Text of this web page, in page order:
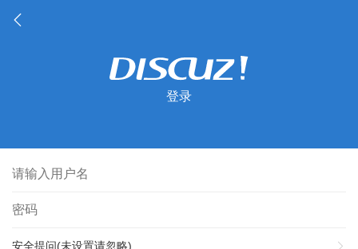
登录
安全提问(未设置请忽略)